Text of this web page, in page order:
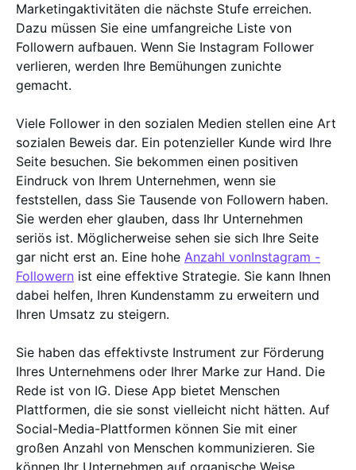
Marketingaktivitäten die nächste Stufe erreichen.
Dazu müssen Sie eine umfangreiche Liste von
Followern aufbauen. Wenn Sie Instagram Follower
verlieren, werden Ihre Bemühungen zunichte
gemacht.
Viele Follower in den sozialen Medien stellen eine Art
sozialen Beweis dar. Ein potenzieller Kunde wird Ihre
Seite besuchen. Sie bekommen einen positiven
Eindruck von Ihrem Unternehmen, wenn sie
feststellen, dass Sie Tausende von Followern haben.
Sie werden eher glauben, dass Ihr Unternehmen
seriös ist. Möglicherweise sehen sie sich Ihre Seite
gar nicht erst an. Eine hohe Anzahl vonInstagram -
Followern ist eine effektive Strategie. Sie kann Ihnen
dabei helfen, Ihren Kundenstamm zu erweitern und
Ihren Umsatz zu steigern.
Sie haben das effektivste Instrument zur Förderung
Ihres Unternehmens oder Ihrer Marke zur Hand. Die
Rede ist von IG. Diese App bietet Menschen
Plattformen, die sie sonst vielleicht nicht hätten. Auf
Social-Media-Plattformen können Sie mit einer
großen Anzahl von Menschen kommunizieren. Sie
können Ihr Unternehmen auf organische Weise